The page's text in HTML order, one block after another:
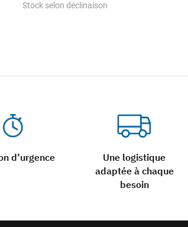
d’urgence
Une logistique
adaptée à chaque
besoin
Stock selon déclinaison